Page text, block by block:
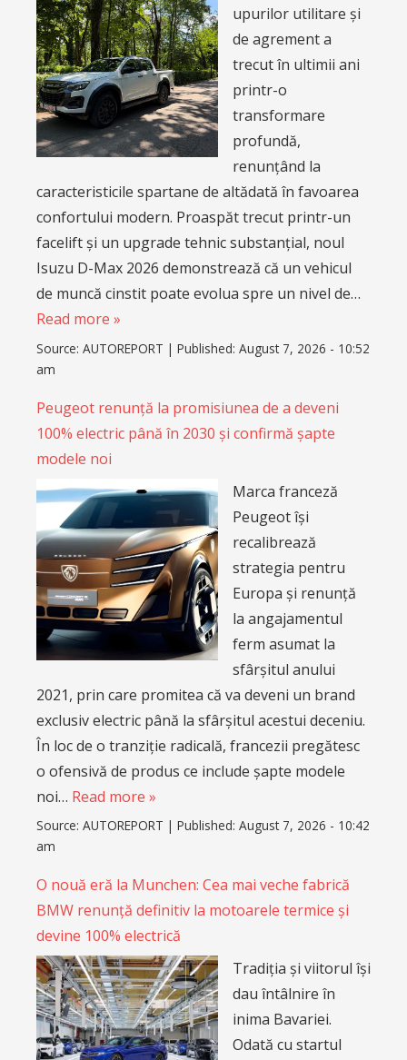
upurilor utilitare și
de agrement a
trecut în ultimii ani
printr-o
transformare
profundă,
renunțând la
caracteristicile spartane de altădată în favoarea
confortului modern. Proaspăt trecut printr-un
facelift și un upgrade tehnic substanțial, noul
Isuzu D-Max 2026 demonstrează că un vehicul
de muncă cinstit poate evolua spre un nivel de…
Read more »
Source: AUTOREPORT | Published: August 7, 2026 - 10:52
am
Peugeot renunță la promisiunea de a deveni
100% electric până în 2030 și confirmă șapte
modele noi
Marca franceză
Peugeot își
recalibrează
strategia pentru
Europa și renunță
la angajamentul
ferm asumat la
sfârșitul anului
2021, prin care promitea că va deveni un brand
exclusiv electric până la sfârșitul acestui deceniu.
În loc de o tranziție radicală, francezii pregătesc
o ofensivă de produs ce include șapte modele
noi… Read more »
Source: AUTOREPORT | Published: August 7, 2026 - 10:42
am
O nouă eră la Munchen: Cea mai veche fabrică
BMW renunță definitiv la motoarele termice și
devine 100% electrică
Tradiția și viitorul își
dau întâlnire în
inima Bavariei.
Odată cu startul